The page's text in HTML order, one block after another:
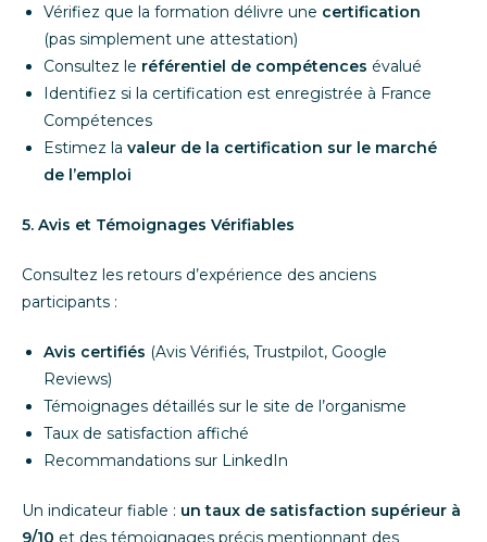
Vérifiez que la formation délivre une certification
(pas simplement une attestation)
Consultez le référentiel de compétences évalué
Identifiez si la certification est enregistrée à France
Compétences
Estimez la valeur de la certification sur le marché
de l’emploi
5. Avis et Témoignages Vérifiables
Consultez les retours d’expérience des anciens
participants :
Avis certifiés (Avis Vérifiés, Trustpilot, Google
Reviews)
Témoignages détaillés sur le site de l’organisme
Taux de satisfaction affiché
Recommandations sur LinkedIn
Un indicateur fiable : un taux de satisfaction supérieur à
9/10 et des témoignages précis mentionnant des